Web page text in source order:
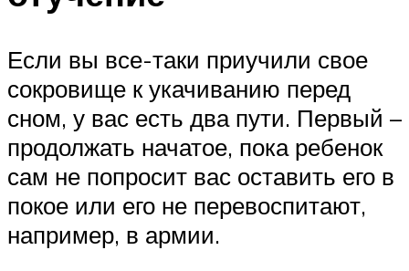
Если вы все-таки приучили свое
сокровище к укачиванию перед
сном, у вас есть два пути. Первый –
продолжать начатое, пока ребенок
сам не попросит вас оставить его в
покое или его не перевоспитают,
например, в армии.